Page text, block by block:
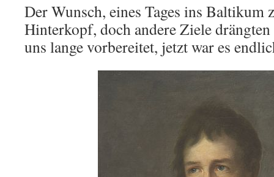
Der Wunsch, eines Tages ins Baltikum
Hinterkopf, doch andere Ziele
uns lange vorbereitet, jetzt war es